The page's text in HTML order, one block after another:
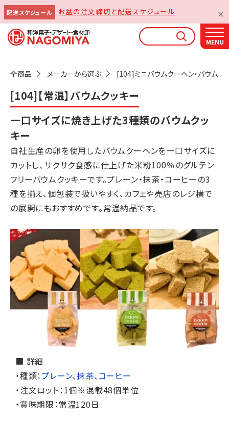
配送スケジュール お盆の注文締切と配送スケジュール
全商品 メーカーから選ぶ [104]ミニバウムクーヘン・バウムク
[104]【常温】バウムクッキー
一口サイズに焼き上げた3種類のバウムクッ
キー
自社生産の卵を使用したバウムクーヘンを一口サイズに
カットし、サクサク食感に仕上げた米粉100％のグルテン
フリーバウムクッキーです。プレーン・抹茶・コーヒーの3
種を揃え、個包装で扱いやすく、カフェや売店のレジ横で
の展開にもおすすめです。常温納品です。
■ 詳細
・種類：プレーン、抹茶、 コーヒー
・注文ロット：1個※混載48個単位
・賞味期限：常温120日
なごみやAIガイド
AIがなごみやの使い方をお答えします